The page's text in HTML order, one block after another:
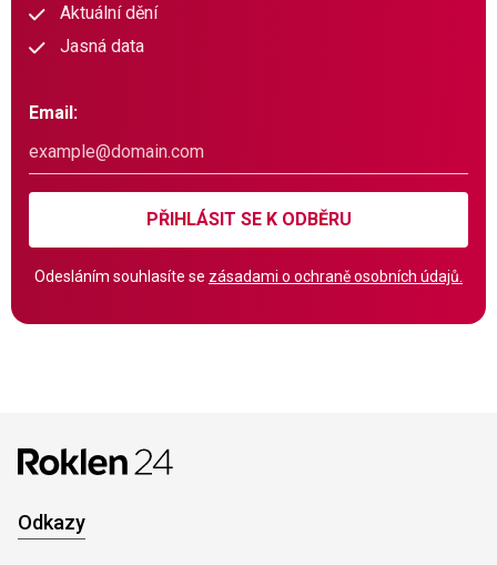
Aktuální dění
Jasná data
Email:
PŘIHLÁSIT SE K ODBĚRU
Odesláním souhlasíte se zásadami o ochraně osobních údajů.
Odkazy